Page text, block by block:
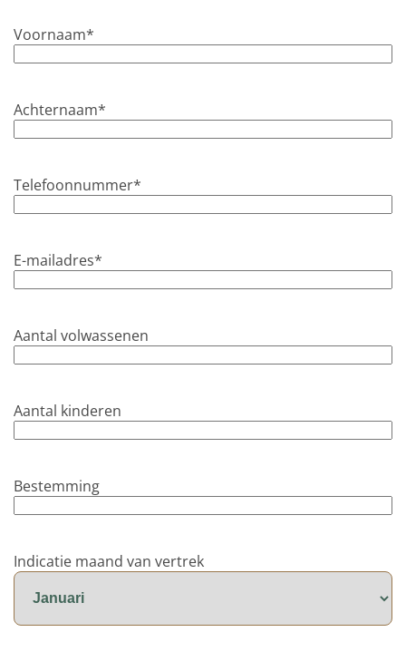
Voornaam*
Achternaam*
Telefoonnummer*
E-mailadres*
Aantal volwassenen
Aantal kinderen
Bestemming
Indicatie maand van vertrek